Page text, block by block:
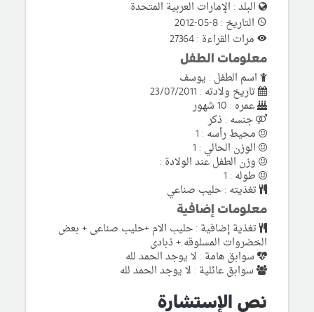
البلد : الإمارات العربية المتحدة
التاريخ : 8-05-2012
مرات القراءة : 27364
معلومات الطفل
اسم الطفل : يوسف
تاريخ ولادته : 23/07/2011
عمره : 10 شهور
جنسه : ذكر
محيط رأسه : 1
الوزن الحالي : 1
وزن الطفل عند الولادة :
طوله : 1
تغذيته : حليب صناعي
معلومات إضافية
تغذية إضافية : حليب الام +حليب صناعى + بعض
الخضروات المسلوقه + ذبادى
سوابق هامة : لا يوجد الحمد لله
سوابق عائلية : لا يوجد الحمد لله
نص الإستشارة